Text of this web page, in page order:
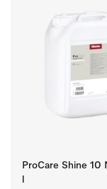
ProCare Shine 10